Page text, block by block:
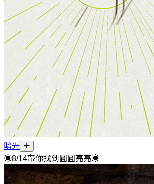
暗光
☀8/14帶你找到圓圓亮亮☀